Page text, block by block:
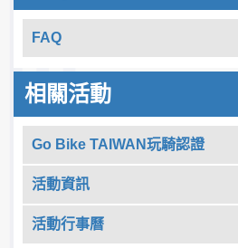
FAQ
相關活動
Go Bike TAIWAN玩騎認證
活動資訊
活動行事曆